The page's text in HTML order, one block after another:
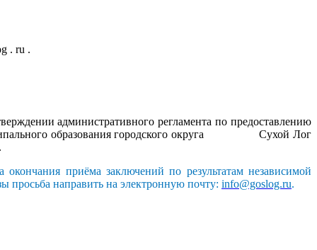
. ru .
административного регламента по предоставлению
образования городского округа Сухой Лог
приёма заключений по результатам независимой
просьба направить на электронную почту: info@goslog.ru.